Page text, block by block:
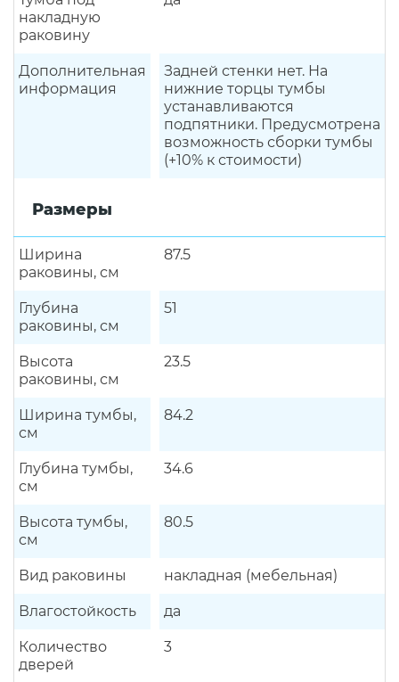
накладную
раковину
Дополнительная
информация
Задней стенки нет. На
нижние торцы тумбы
устанавливаются
подпятники. Предусмотрена
возможность сборки тумбы
(+10% к стоимости)
Размеры
Ширина
раковины, см
87.5
Глубина
раковины, см
51
Высота
раковины, см
23.5
Ширина тумбы,
см
84.2
Глубина тумбы,
см
34.6
Высота тумбы,
см
80.5
Вид раковины накладная (мебельная)
Влагостойкость да
Количество
дверей
3